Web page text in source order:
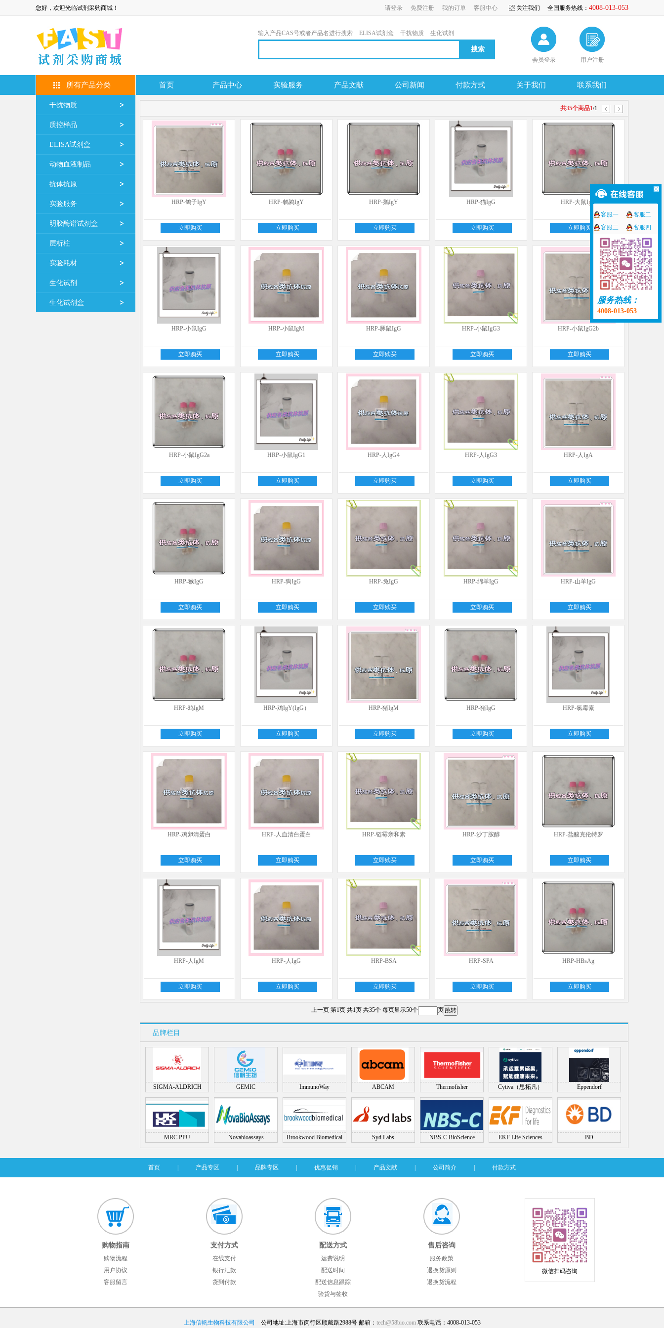
您好，欢迎光临试剂采购商城！ 全国服务热线： 4008-013-053
关注我们
请登录 免费注册 我的订单 客服中心
输入产品CAS号或者产品名进行搜索 ELISA试剂盒 干扰物质 生化试剂
会员登录 用户注册
所有产品分类
干扰物质
质控样品
ELISA试剂盒
动物血液制品
抗体抗原
实验服务
明胶酶谱试剂盒
层析柱
实验耗材
生化试剂
生化试剂盒
首页 产品中心 实验服务 产品文献 公司新闻 付款方式 关于我们 联系我们
共35个商品1/1
HRP-鸽子IgY
立即购买
HRP-鹌鹑IgY
立即购买
HRP-鹅IgY
立即购买
HRP-猫IgG
立即购买
HRP-大鼠IgG
立即购买
HRP-小鼠IgG
立即购买
HRP-小鼠IgM
立即购买
HRP-豚鼠IgG
立即购买
HRP-小鼠IgG3
立即购买
HRP-小鼠IgG2b
立即购买
HRP-小鼠IgG2a
立即购买
HRP-小鼠IgG1
立即购买
HRP-人IgG4
立即购买
HRP-人IgG3
立即购买
HRP-人IgA
立即购买
HRP-猴IgG
立即购买
HRP-狗IgG
立即购买
HRP-兔IgG
立即购买
HRP-绵羊IgG
立即购买
HRP-山羊IgG
立即购买
HRP-鸡IgM
立即购买
HRP-鸡IgY(IgG）
立即购买
HRP-猪IgM
立即购买
HRP-猪IgG
立即购买
HRP-氯霉素
立即购买
HRP-鸡卵清蛋白
立即购买
HRP-人血清白蛋白
立即购买
HRP-链霉亲和素
立即购买
HRP-沙丁胺醇
立即购买
HRP-盐酸克伦特罗
立即购买
HRP-人IgM
立即购买
HRP-人IgG
立即购买
HRP-BSA
立即购买
HRP-SPA
立即购买
HRP-HBsAg
立即购买
上一页 第1页 共1页 共35个 每页显示50个 页
品牌栏目
SIGMA-ALDRICH GEMIC ImmunoWay ABCAM Thermofisher Cytiva（思拓凡） Eppendorf
MRC PPU Novabioassays Brookwood Biomedical Syd Labs NBS-C BioScience EKF Life Sciences BD
首页 产品专区 品牌专区 优惠促销 产品文献 公司简介 付款方式
购物指南
购物流程
用户协议
客服留言
支付方式
在线支付
银行汇款
货到付款
配送方式
运费说明
配送时间
配送信息跟踪
验货与签收
售后咨询
服务政策
退换货原则
退换货流程
微信扫码咨询
上海信帆生物科技有限公司 公司地址:上海市闵行区顾戴路2988号 邮箱： tech@58bio.com联系电话：4008-013-053
客服一
客服二
客服三
客服四
服务热线：
4008-013-053